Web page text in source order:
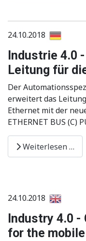
24.10.2018
Industrie 4.0
Leitung für
Der
erweitert das
Ethernet mit der
ETHERNET BUS (C)
Weiterlesen …
24.10.2018
Industry 4.0
for the